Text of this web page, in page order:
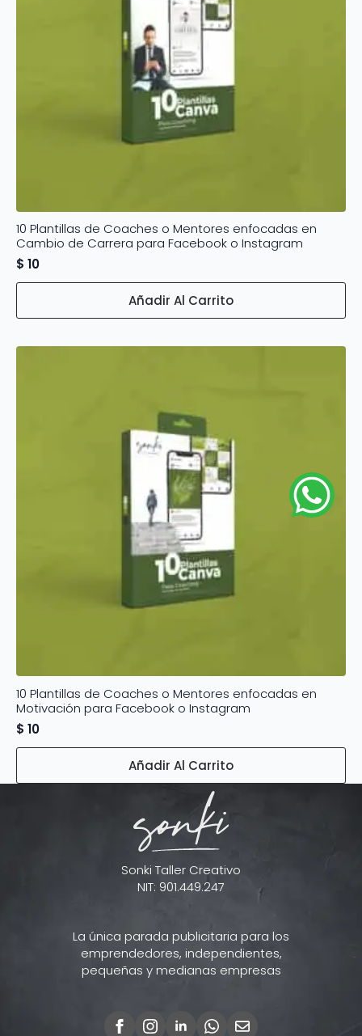
10 Plantillas de Coaches o Mentores enfocadas en
Cambio de Carrera para Facebook o Instagram
$ 10
Añadir Al Carrito
10 Plantillas de Coaches o Mentores enfocadas en
Motivación para Facebook o Instagram
$ 10
Añadir Al Carrito
Sonki Taller Creativo
NIT: 901.449.247
La única parada publicitaria para los
emprendedores, independientes,
pequeñas y medianas empresas